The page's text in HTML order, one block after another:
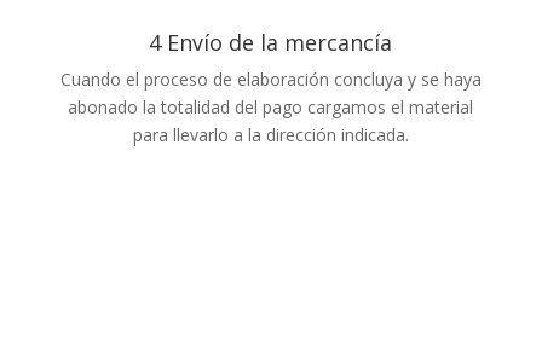
4 Envío de la mercancía
Cuando el proceso de elaboración concluya y se haya
abonado la totalidad del pago cargamos el material
para llevarlo a la dirección indicada.